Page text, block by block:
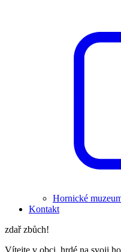
Hornické
Kontakt
zdař zbůch!
Vítejte v obci, hrdé na svoji